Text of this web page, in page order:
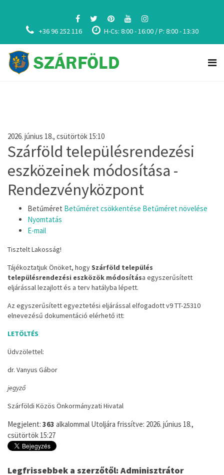
+36 96 252 116 H-Cs: 8:00 - 16:00 / P: 8:00 - 13:30
2026. június 18., csütörtök 15:10
Szárföld településrendezési
eszközeinek módosítása -
Rendezvényközpont
Betűméret Betűméret csökkentése Betűméret növelése
Nyomtatás
E-mail
Tisztelt Lakosság!
Tájékoztatjuk Önöket, hogySzárföld település
településrendezési eszközök módosítása egyszerűsített
eljárással lezajlott és a terv hatályba lépett.
Az egyszerűsített egyeztetési eljárással elfogadott v9 TT-25310
elnevezésű dokumentáció elérhető itt:
LETÖLTÉS
Üdvzölettel:
dr. Vanyus Gábor
jegyző
Szárföldi Közös Önkormányzati Hivatal
Megjelent: 363 alkalommal Utoljára frissítve: 2026. június 18.,
csütörtök 15:27
Legfrissebbek a szerzőtől: Adminisztrátor